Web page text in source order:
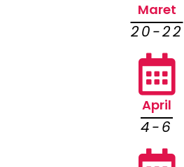
Maret
20-22
April
4-6